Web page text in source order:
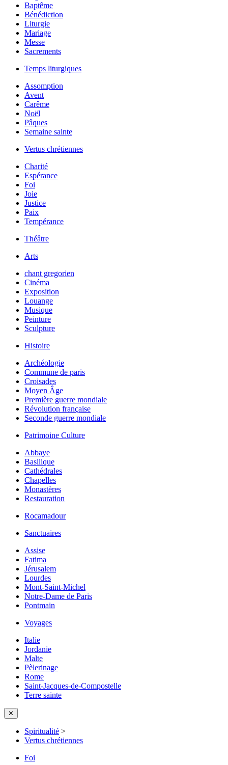
Baptême
Bénédiction
Liturgie
Mariage
Messe
Sacrements
Temps liturgiques
Assomption
Avent
Carême
Noël
Pâques
Semaine sainte
Vertus chrétiennes
Charité
Espérance
Foi
Joie
Justice
Paix
Tempérance
Théâtre
Arts
chant gregorien
Cinéma
Exposition
Louange
Musique
Peinture
Sculpture
Histoire
Archéologie
Commune de paris
Croisades
Moyen Âge
Première guerre mondiale
Révolution française
Seconde guerre mondiale
Patrimoine Culture
Abbaye
Basilique
Cathédrales
Chapelles
Monastères
Restauration
Rocamadour
Sanctuaires
Assise
Fatima
Jérusalem
Lourdes
Mont-Saint-Michel
Notre-Dame de Paris
Pontmain
Voyages
Italie
Jordanie
Malte
Pèlerinage
Rome
Saint-Jacques-de-Compostelle
Terre sainte
✕
Spiritualité >
Vertus chrétiennes
Foi